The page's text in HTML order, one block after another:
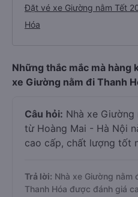
Đặt vé xe Giường nằm Tết
Hóa
Những thắc mắc mà hàng
xe Giường nằm đi Thanh
Câu hỏi: Nhà xe Giường
từ Hoàng Mai - Hà Nội
cao cấp, chất lượng tốt
Trả lời: Nhà xe Giường nằm
Thanh Hóa được đánh giá